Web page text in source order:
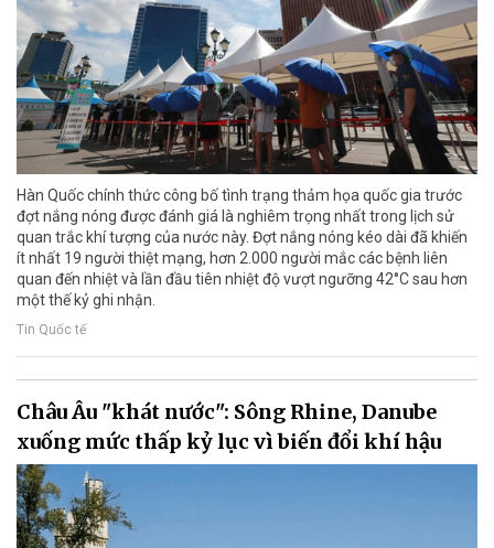
Hàn Quốc chính thức công bố tình trạng thảm họa quốc gia trước
đợt nắng nóng được đánh giá là nghiêm trọng nhất trong lịch sử
quan trắc khí tượng của nước này. Đợt nắng nóng kéo dài đã khiến
ít nhất 19 người thiệt mạng, hơn 2.000 người mắc các bệnh liên
quan đến nhiệt và lần đầu tiên nhiệt độ vượt ngưỡng 42°C sau hơn
một thế kỷ ghi nhận.
Tin Quốc tế
Châu Âu "khát nước": Sông Rhine, Danube
xuống mức thấp kỷ lục vì biến đổi khí hậu